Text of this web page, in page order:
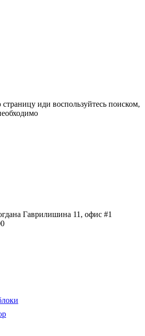
иди воспользуйтесь поиском,
Гаврилишина 11, офис #1